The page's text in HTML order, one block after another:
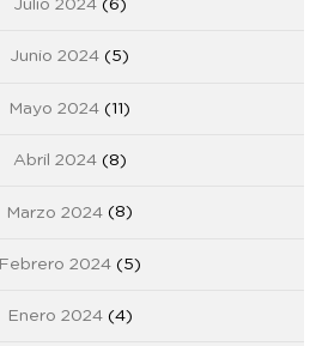
Julio 2024(6)
Junio 2024 (5)
Mayo 2024 (11)
Abril 2024(8)
Marzo 2024 (8)
Febrero 2024 (5)
Enero 2024(4)